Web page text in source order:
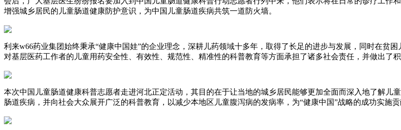
增强城乡居民的儿童肠道健康防护意识，为中国儿童肠道疾病共筑一道防火墙。
利来w66药业集团始终秉承“健康中国娃”的企业理念，深耕儿药领域十多年，取得了长足的进步与发展，同时在贫
对基层医药工作者的儿童用药安全性、有效性、规范性、精准性的科普教育等方面承担了诸多社会责任，并做出了积
本次中国儿童肠道健康科普志愿者走进河北正定活动，其目的在于让当地的城乡居民能够更加全面而深入地了解儿
肠道疾病，并向社会大众展开广泛的科普教育，以减少本地区儿童腹泻病的发病率，为“健康中国”战略的成功实施贡